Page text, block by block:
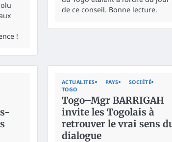
!
de ce conseil. Bonne lecture.
ACTUALITES PAYS
SOCIÉTÉ
TOGO
Togo–Mgr BARRIGAH
invite les Togolais à
retrouver le vrai sens
dialogue